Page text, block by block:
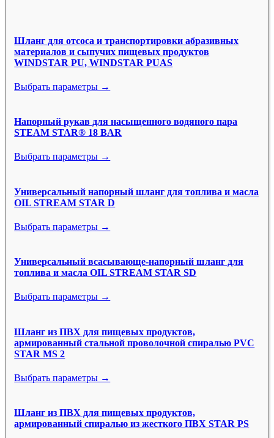
Шланг для отсоса и транспортировки абразивных
материалов и сыпучих пищевых продуктов
WINDSTAR PU, WINDSTAR PUAS
Выбрать параметры →
Напорный рукав для насыщенного водяного пара
STEAM STAR® 18 BAR
Выбрать параметры →
Универсальный напорный шланг для топлива и масла
OIL STREAM STAR D
Выбрать параметры →
Универсальный всасывающе-напорный шланг для
топлива и масла OIL STREAM STAR SD
Выбрать параметры →
Шланг из ПВХ для пищевых продуктов,
армированный стальной проволочной спиралью PVC
STAR MS 2
Выбрать параметры →
Шланг из ПВХ для пищевых продуктов,
армированный спиралью из жесткого ПВХ STAR PS